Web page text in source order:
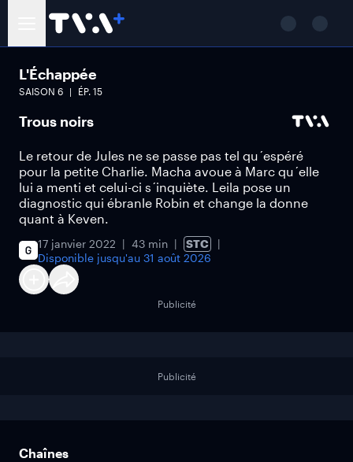
L'Échappée
SAISON 6 ÉP. 15
Trous noirs
Le retour de Jules ne se passe pas tel qu´espéré
pour la petite Charlie. Macha avoue à Marc qu´elle
lui a menti et celui-ci s´inquiète. Leila pose un
diagnostic qui ébranle Robin et change la donne
quant à Keven.
17 janvier 2022 43 min
STC
Disponible jusqu'au 31 août 2026
Publicité
Publicité
Chaînes